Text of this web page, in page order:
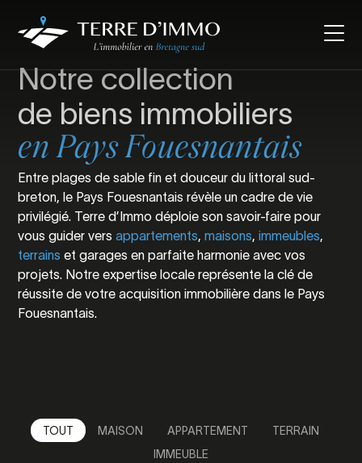
Notre collection
de biens immobiliers
en Pays Fouesnantais
Entre plages de sable fin et douceur du littoral sud-
breton, le Pays Fouesnantais révèle un cadre de vie
privilégié. Terre d’Immo déploie son savoir-faire pour
vous guider versappartements,maisons,immeubles,
terrains et garages en parfaite harmonie avec vos
projets. Notre expertise locale représente la clé de
réussite de votre acquisition immobilière dans le Pays
Fouesnantais.
TOUT MAISON APPARTEMENT
TERRAIN
IMMEUBLE